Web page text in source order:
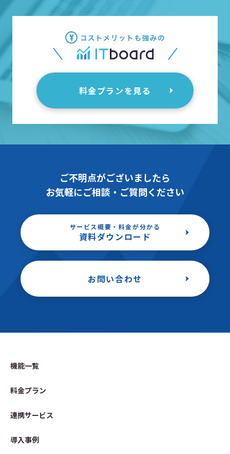
料金プランを見る
ご不明点がございましたら
お気軽にご相談・ご質問ください
サービス概要・料金が分かる
資料ダウンロード
お問い合わせ
機能一覧
料金プラン
連携サービス
導入事例